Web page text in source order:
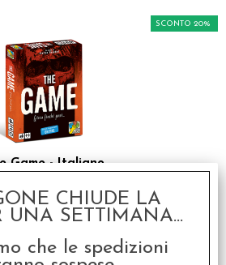
Game - Italiano
SCONTO 20%
€12,00
CHIUDE LA
UNA SETTIMANA...
che le spedizioni